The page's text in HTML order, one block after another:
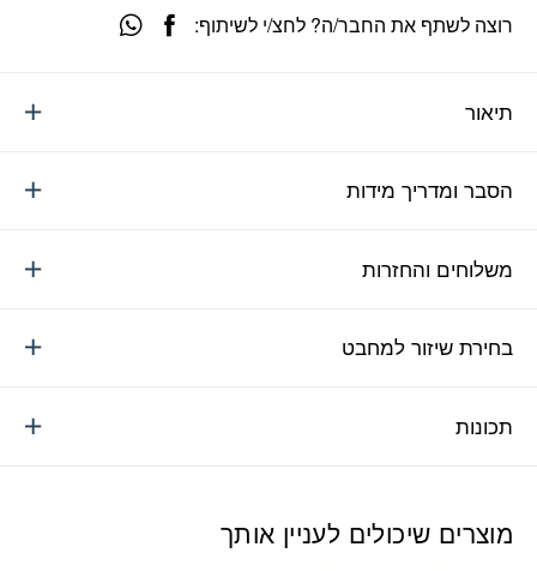
תיאור
הסבר ומדריך מידות
משלוחים והחזרות
בחירת שיזור למחבט
תכונות
רוצה לשתף את החבר/ה? לחצ/י לשיתוף:
מוצרים שיכולים לעניין אותך